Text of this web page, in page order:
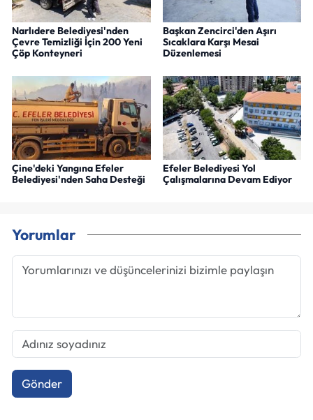
Narlıdere Belediyesi'nden
Çevre Temizliği İçin 200 Yeni
Çöp Konteyneri
Başkan Zencirci'den Aşırı
Sıcaklara Karşı Mesai
Düzenlemesi
Çine'deki Yangına Efeler
Belediyesi'nden Saha Desteği
Efeler Belediyesi Yol
Çalışmalarına Devam Ediyor
Yorumlar
Gönder